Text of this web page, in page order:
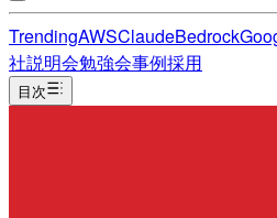
TrendingAWSClaudeBedrock
社説明会勉強会事例採用
目次